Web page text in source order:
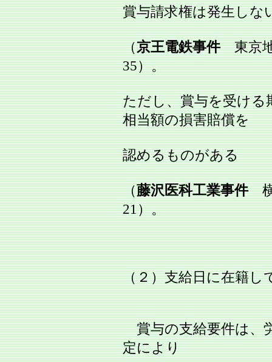
賞与請求権は発生しな
（京王電鉄事件東京地
35）。
ただし、賞与を受ける
相当額の損害賠償を
認めるものがある
（藤沢医科工業事件横
21）。
（２）支給日に在籍し
賞与の支給要件は、
定により